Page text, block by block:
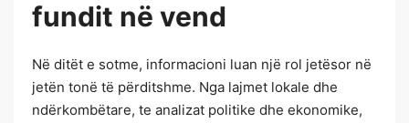
fundit në vend
Në ditët e sotme, informacioni luan një rol jetësor në
jetën tonë të përditshme. Nga lajmet lokale dhe
ndërkombëtare, te analizat politike dhe ekonomike,